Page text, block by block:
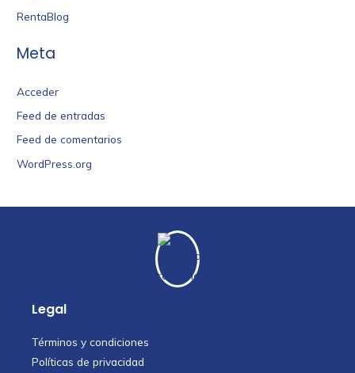
RentaBlog
Meta
Acceder
Feed de entradas
Feed de comentarios
WordPress.org
Legal
Términos y condiciones
Políticas de privacidad